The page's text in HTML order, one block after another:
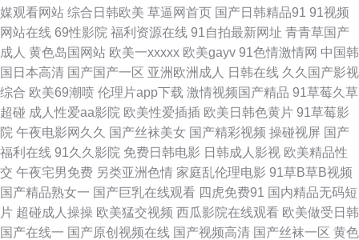
韩精品国产 人妖色情男女网站 午夜老司机视频 影音先锋在线三级 福利电影
午夜AV 国产精品草草91 青娱乐豆花午夜 天天肏逼 亚洲四虎有码中文 91免
费看片白丝 91播放 美女草逼免费 日韩性交网 午夜精品伦理 91擦影库免 91
深夜福利视频 超碰coan人妻 国产交配日韩 黑丝在线 久草资源福利在线 人人
爱91 四虎色综合 亚洲的图色 91国产黑丝短片 av导航总站 国产欧美精品啪
啪 久久嫩草精品久久 欧美浮力 日本A级电影网站 丝袜熟女中文字幕 成人自
媒观看网站 综合日韩欧美 草逼网首页 国产日韩精品91 91视频
网站在线 69性影院 福利资源在线 91自拍最新网址 青青草国产
成人 黄色岛国网站 欧美一xxxxx 欧美gayv 91色情激情网 中国韩
国日本高清 国产国产一区 亚洲欧洲成人 日韩在线 久久国产影视
综合 欧美69潮喷 伦理片app下载 激情视频国产精品 91草莓久草
超碰 成人性爱aa影院 欧美性爱插插 欧美日韩色黄片 91草莓影
院 午夜电影网久久 国产丝袜美女 国产精彩视频 操碰视屏 国产
福利在线 91久久影院 免费日韩电影 日韩成人影视 欧美精品性
交 午夜宅男免费 另类亚洲色情 家庭乱伦理电影 91草B草B视频
国产精品熟女一 国产巨乳在线观看 四虎免费91 国内精品无码短
片 超碰成人操操 欧美猛交视频 西瓜影院在线观看 欧美做受日韩
国产在线一 国产原创视频在线 国产视频高清 国产丝袜一区 黄色